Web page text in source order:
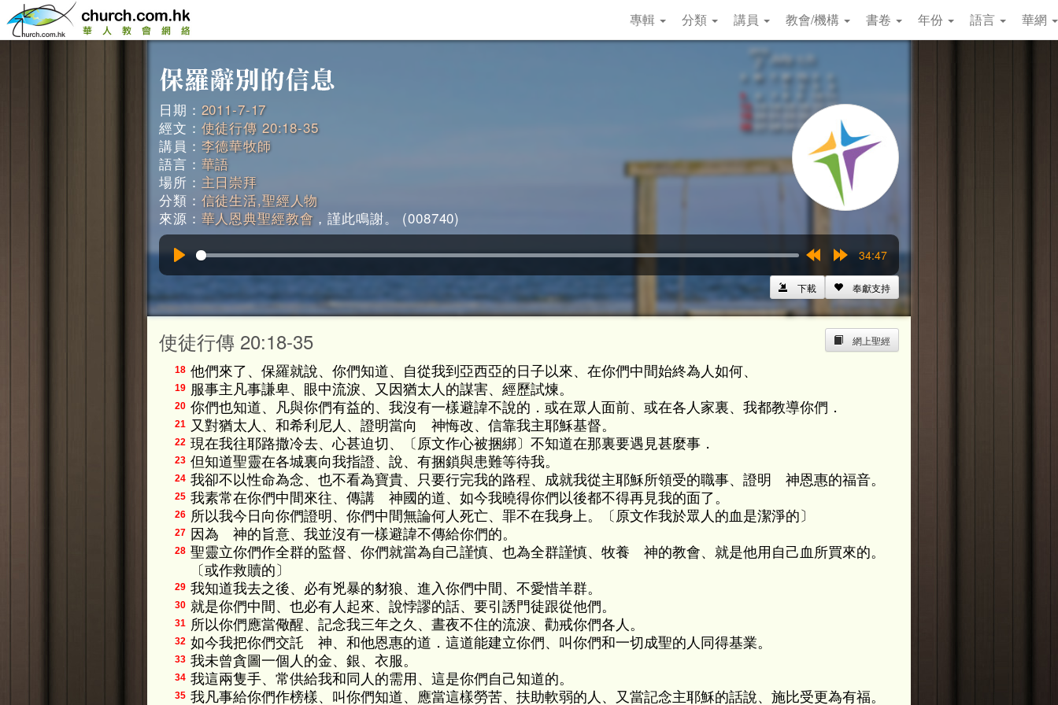
專輯 分類 講員 教會/機構 書卷 年份 語言 華網
日期： 2011-7-17
經文： 使徒行傳 20:18-35
講員： 李德華牧師
語言： 華語
場所： 主日崇拜
分類： 信徒生活,聖經人物
來源： 華人恩典聖經教會 ，謹此鳴謝。 (008740)
15s
15s
34:47
奉獻支持
下載
網上聖經
使徒行傳 20:18-35
18 他們來了、保羅就說、你們知道、自從我到亞西亞的日子以來、在你們中間始終為人如何、
19 服事主凡事謙卑、眼中流淚、又因猶太人的謀害、經歷試煉。
20 你們也知道、凡與你們有益的、我沒有一樣避諱不說的．或在眾人面前、或在各人家裏、我都教導你們．
21 又對猶太人、和希利尼人、證明當向 神悔改、信靠我主耶穌基督。
22 現在我往耶路撒冷去、心甚迫切、〔原文作心被捆綁〕不知道在那裏要遇見甚麼事．
23 但知道聖靈在各城裏向我指證、說、有捆鎖與患難等待我。
24 我卻不以性命為念、也不看為寶貴、只要行完我的路程、成就我從主耶穌所領受的職事、證明 神恩惠的福音。
25 我素常在你們中間來往、傳講 神國的道、如今我曉得你們以後都不得再見我的面了。
26 所以我今日向你們證明、你們中間無論何人死亡、罪不在我身上。〔原文作我於眾人的血是潔淨的〕
27 因為 神的旨意、我並沒有一樣避諱不傳給你們的。
28 聖靈立你們作全群的監督、你們就當為自己謹慎、也為全群謹慎、牧養 神的教會、就是他用自己血所買來的。
〔或作救贖的〕
29 我知道我去之後、必有兇暴的豺狼、進入你們中間、不愛惜羊群。
30 就是你們中間、也必有人起來、說悖謬的話、要引誘門徒跟從他們。
31 所以你們應當儆醒、記念我三年之久、晝夜不住的流淚、勸戒你們各人。
32 如今我把你們交託 神、和他恩惠的道．這道能建立你們、叫你們和一切成聖的人同得基業。
33 我未曾貪圖一個人的金、銀、衣服。
34 我這兩隻手、常供給我和同人的需用、這是你們自己知道的。
35 我凡事給你們作榜樣、叫你們知道、應當這樣勞苦、扶助軟弱的人、又當記念主耶穌的話說、施比受更為有福。